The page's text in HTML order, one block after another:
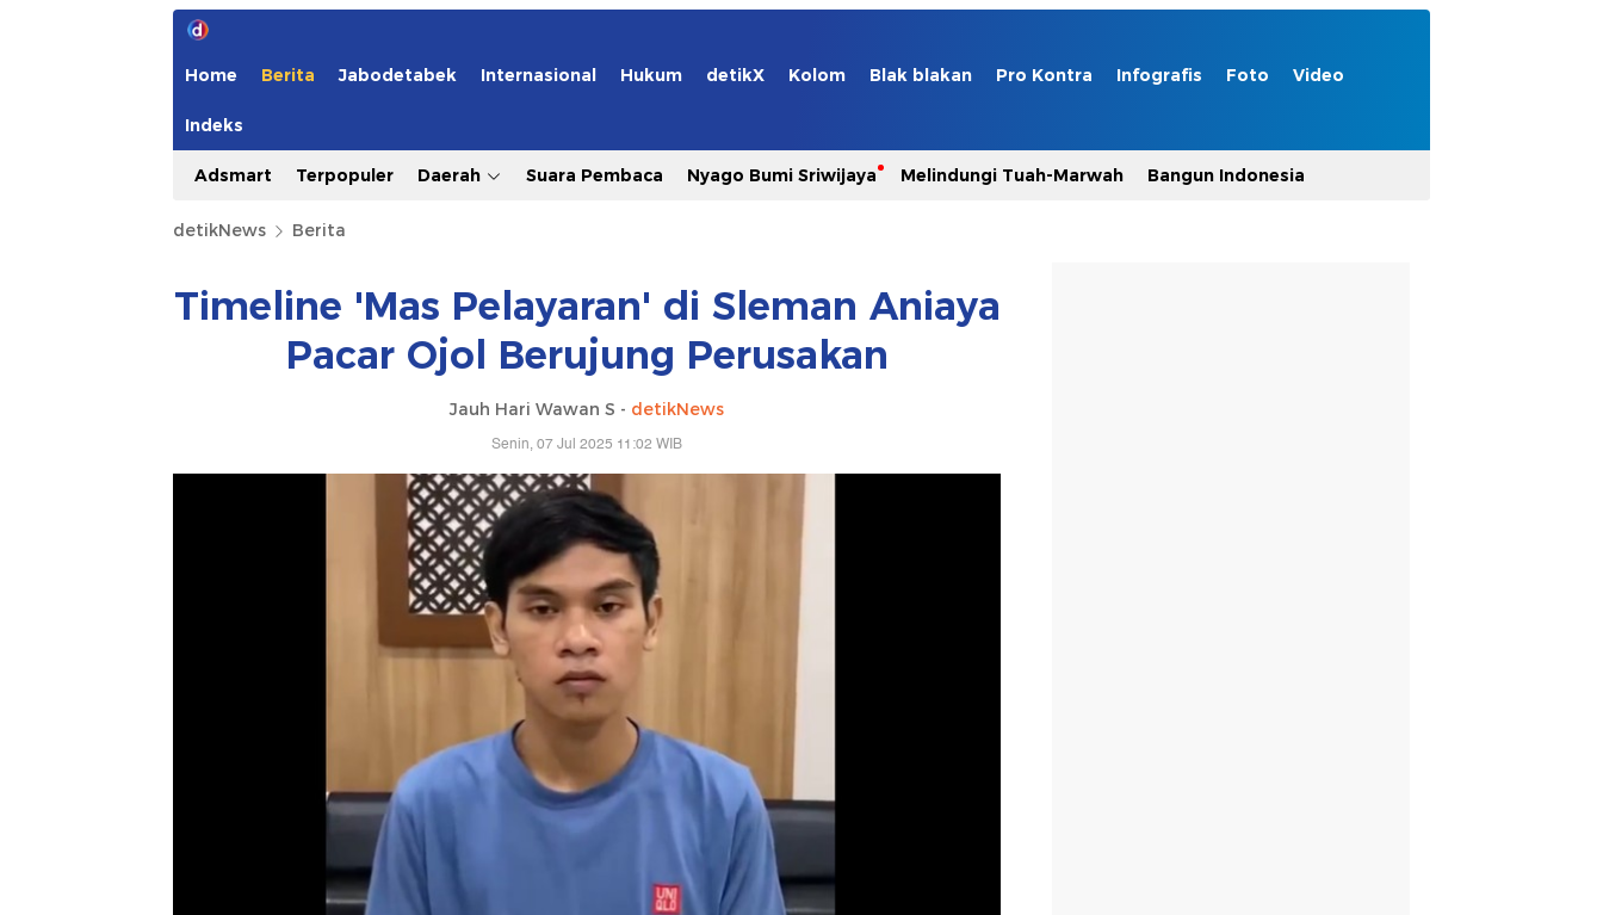
Home Berita Jabodetabek Internasional Hukum detikX Kolom Blak blakan Pro Kontra Infografis Foto Video
Indeks
Adsmart Terpopuler Daerah Suara Pembaca Nyago Bumi Sriwijaya Melindungi Tuah-Marwah Bangun Indonesia
detikNews Berita
Timeline 'Mas Pelayaran' di Sleman Aniaya
Pacar Ojol Berujung Perusakan
Jauh Hari Wawan S - detikNews
Senin, 07 Jul 2025 11:02 WIB